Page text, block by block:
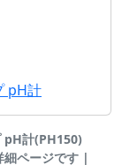
pH計
pH計(PH150)
細ページです |